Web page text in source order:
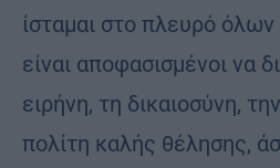
ίσταμαι στο πλευρό όλων
είναι αποφασισμένοι να
ειρήνη, τη δικαιοσύνη,
πολίτη καλής θέλησης,